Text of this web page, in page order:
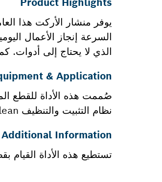
يوفر منشار الأركت هذا
الذي لا يحتاج إلى أدوات. كما يحقق
& Application
صُممت هذه الأداة للقطع
نظام التثبيت والتنظيف Click & Clean من بوش بالإضافة إلى المكانس الكهربائية الأخرى من بوش.
Additional Information
تستطيع هذه الأداة